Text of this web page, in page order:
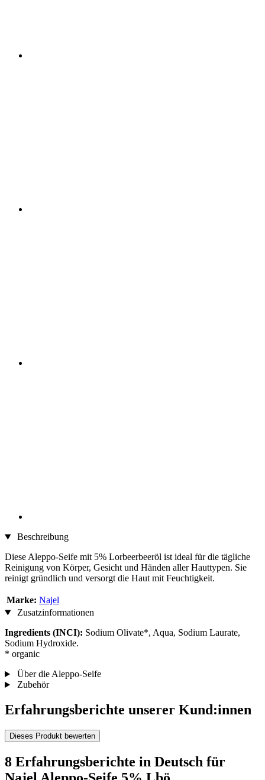
Beschreibung
Diese Aleppo-Seife mit 5% Lorbeerbeeröl ist ideal für die tägliche
Reinigung von Körper, Gesicht und Händen aller Hauttypen. Sie
reinigt gründlich und versorgt die Haut mit Feuchtigkeit.
Marke: Najel
Zusatzinformationen
Ingredients (INCI): Sodium Olivate*, Aqua, Sodium Laurate,
Sodium Hydroxide.
* organic
Über die Aleppo-Seife
Zubehör
Erfahrungsberichte unserer Kund:innen
Dieses Produkt bewerten
8 Erfahrungsberichte in Deutsch für